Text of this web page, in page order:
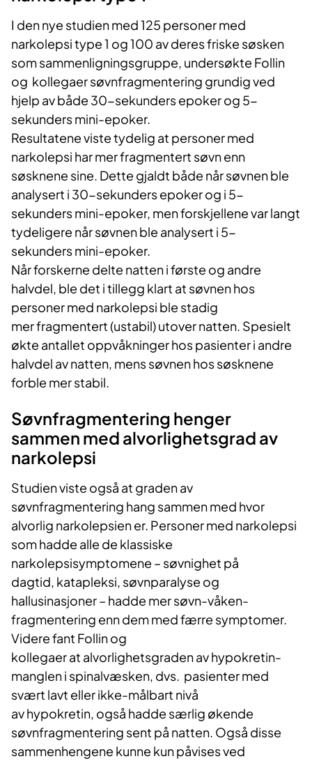
I den nye studien med 125 personer med
narkolepsi type 1 og 100 av deres friske søsken
som sammenligningsgruppe, undersøkte Follin
og kollegaer søvnfragmentering grundig ved
hjelp av både 30-sekunders epoker og 5-
sekunders mini-epoker.
Resultatene viste tydelig at personer med
narkolepsi har mer fragmentert søvn enn
søsknene sine. Dette gjaldt både når søvnen ble
analysert i 30-sekunders epoker og i 5-
sekunders mini-epoker, men forskjellene var langt
tydeligere når søvnen ble analysert i 5-
sekunders mini-epoker.
Når forskerne delte natten i første og andre
halvdel, ble det i tillegg klart at søvnen hos
personer med narkolepsi ble stadig
mer fragmentert (ustabil) utover natten. Spesielt
økte antallet oppvåkninger hos pasienter i andre
halvdel av natten, mens søvnen hos søsknene
forble mer stabil.
Søvnfragmentering henger
sammen med alvorlighetsgrad av
narkolepsi
Studien viste også at graden av
søvnfragmentering hang sammen med hvor
alvorlig narkolepsien er. Personer med narkolepsi
som hadde alle de klassiske
narkolepsisymptomene – søvnighet på
dagtid, katapleksi, søvnparalyse og
hallusinasjoner – hadde mer søvn-våken-
fragmentering enn dem med færre symptomer.
Videre fant Follin og
kollegaer at alvorlighetsgraden av hypokretin-
manglen i spinalvæsken, dvs. pasienter med
svært lavt eller ikke-målbart nivå
av hypokretin, også hadde særlig økende
søvnfragmentering sent på natten. Også disse
sammenhengene kunne kun påvises ved